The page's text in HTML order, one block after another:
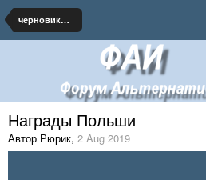
черновики и наброски по миру
Награды Польши
Автор Рюрик, 2 Aug 2019